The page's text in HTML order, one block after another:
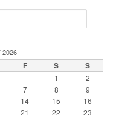
2026
F S S
1
2
7 8
9
14 15
16
21 22 23